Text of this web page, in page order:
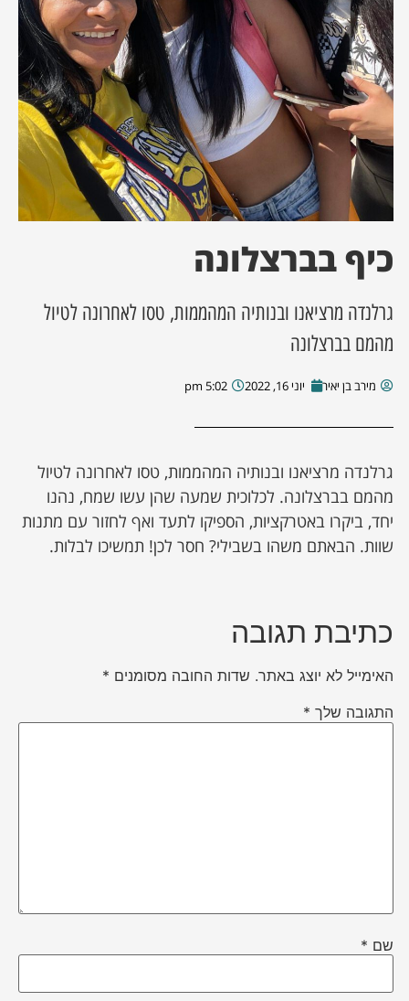
מסע מלחמה
השבוע
מקומית
כיף בברצלונה
גרלנדה מרציאנו ובנותיה המהממות, טסו לאחרונה לטיול
מהמם בברצלונה
מירב בן יאיר יוני 16, 2022 5:02 pm
גרלנדה מרציאנו ובנותיה המהממות, טסו לאחרונה לטיול
מהמם בברצלונה. לכלוכית שמעה שהן עשו שמח, נהנו
יחד, ביקרו באטרקציות, הספיקו לתעד ואף לחזור עם מתנות
שוות. הבאתם משהו בשבילי? חסר לכן! תמשיכו לבלות.
כתיבת תגובה
האימייל לא יוצג באתר. שדות החובה מסומנים *
התגובה שלך *
שם *